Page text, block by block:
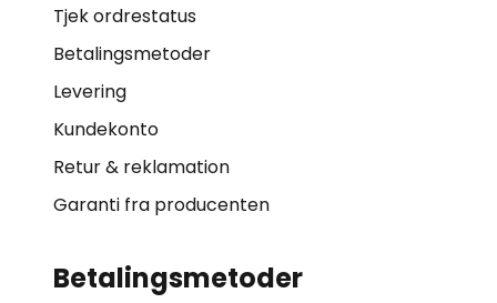
Tjek ordrestatus
Betalingsmetoder
Levering
Kundekonto
Retur & reklamation
Garanti fra producenten
Betalingsmetoder